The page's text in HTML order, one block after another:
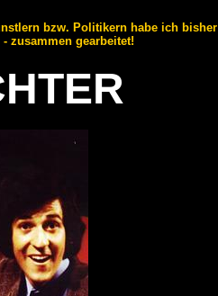
bzw. Politikern habe ich bisher
zusammen gearbeitet!